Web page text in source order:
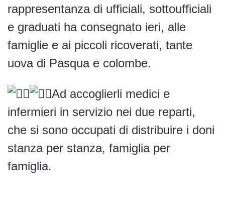
rappresentanza di ufficiali, sottoufficiali
e graduati ha consegnato ieri, alle
famiglie e ai piccoli ricoverati, tante
uova di Pasqua e colombe.
Ad accoglierli medici e
infermieri in servizio nei due reparti,
che si sono occupati di distribuire i doni
stanza per stanza, famiglia per
famiglia.